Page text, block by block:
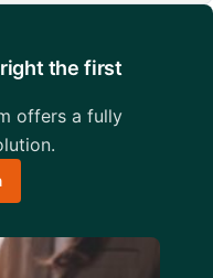
the first
offers a fully